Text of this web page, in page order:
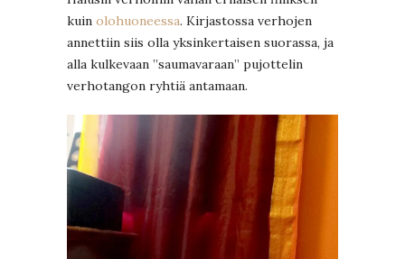
kuin olohuoneessa. Kirjastossa verhojen
annettiin siis olla yksinkertaisen suorassa, ja
alla kulkevaan ”saumavaraan” pujottelin
verhotangon ryhtiä antamaan.